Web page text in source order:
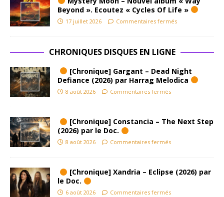
Beyond ». Ecoutez « Cycles Of Life »
17 juillet 2026 Commentaires fermés
CHRONIQUES DISQUES EN LIGNE
[Chronique] Gargant – Dead Night
Defiance (2026) par Harrag Melodica
8 août 2026 Commentaires fermés
[Chronique] Constancia – The Next Step
(2026) par le Doc.
8 août 2026 Commentaires fermés
[Chronique] Xandria – Eclipse (2026) par
le Doc.
6 août 2026 Commentaires fermés